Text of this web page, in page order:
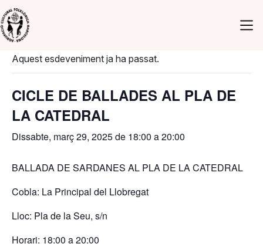
Vés al contingut
Navegació principal
« Tots els Esdeveniments
Aquest esdeveniment ja ha passat.
CICLE DE BALLADES AL PLA DE
LA CATEDRAL
Dissabte, març 29, 2025 de 18:00 a20:00
BALLADA DE SARDANES AL PLA DE LA CATEDRAL
Cobla: La Principal del Llobregat
Lloc: Pla de la Seu, s/n
Horari: 18:00 a 20:00